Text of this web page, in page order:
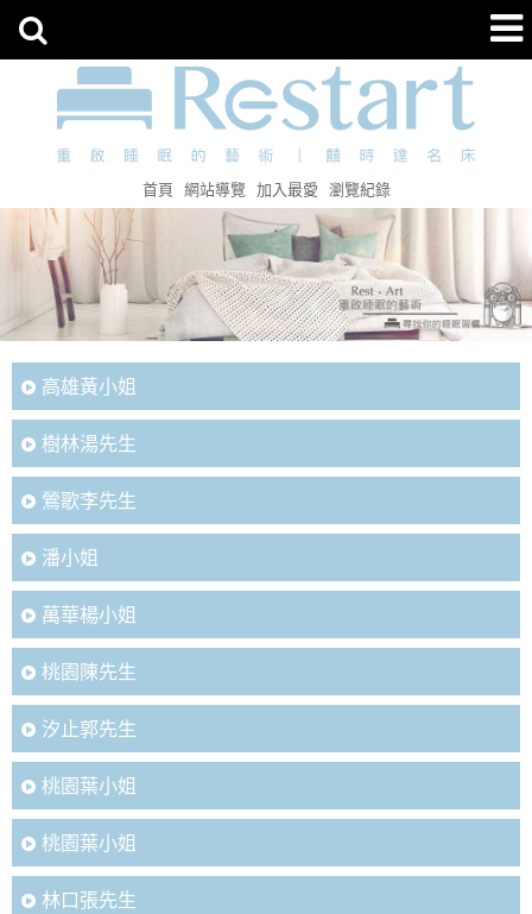
首頁 網站導覽 加入最愛 瀏覽紀錄
高雄黃小姐
樹林湯先生
鶯歌李先生
潘小姐
萬華楊小姐
桃園陳先生
汐止郭先生
桃園葉小姐
桃園葉小姐
林口張先生